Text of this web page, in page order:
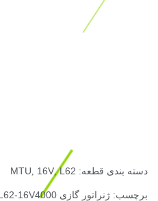
دسته بندی قطعه: MTU, 16V,L62
برچسب: ژنراتور گازی MTU L62-16V4000